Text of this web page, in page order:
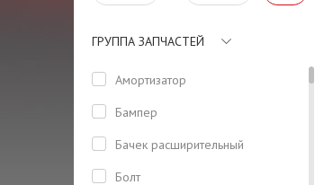
ГРУППА ЗАПЧАСТЕЙ
Амортизатор
Бампер
Бачeк расширительный
Болт